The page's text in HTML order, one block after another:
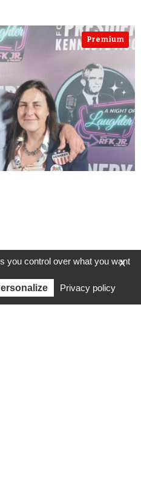
Premium
X
you control over what you want
Privacy policy